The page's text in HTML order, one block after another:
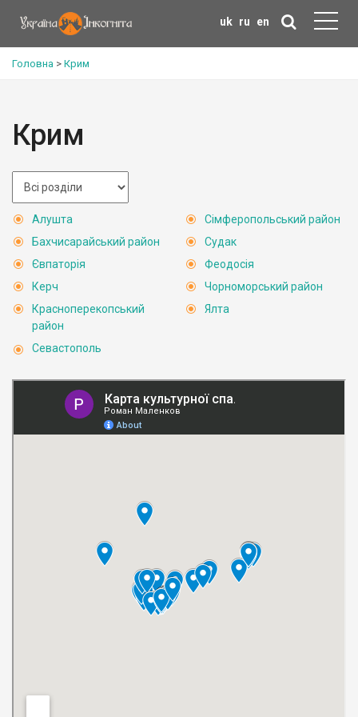
uk ru en
Головна > Крим
Крим
Алушта
Бахчисарайський район
Євпаторія
Керч
Красноперекопський
район
Севастополь
Сімферопольський район
Судак
Феодосія
Чорноморський район
Ялта